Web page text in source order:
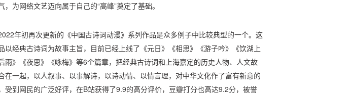
，为网络文艺迈向属于自己的“高峰”奠定了基础。
年初再次更新的《中国古诗词动漫》系列作品是众多例子中比较典型的一个。这
以经典古诗词为故事主旨，目前已经上线了《元日》《相思》《游子吟》《饮湖上
雨》《夜思》《咏梅》等6个篇章，把经典古诗词和上海嘉定的历史人物、人文故
在一起，以人叙事、以事解诗，以诗动情、以情言理，对中华文化作了富有新意的
受到网民的广泛好评，在B站获得了9.9的高分评价，豆瓣打分也高达9.2分，被誉